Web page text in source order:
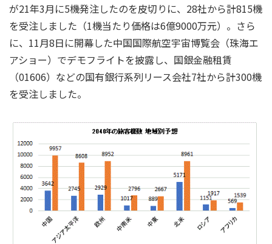
が21年3月に5機発注したのを皮切りに、28社から計815機
を受注しました（1機当たり価格は6億9000万元）。さら
に、11月8日に開幕した中国国際航空宇宙博覧会（珠海エ
アショー）でデモフライトを披露し、国銀金融租賃
（01606）などの国有銀行系列リース会社7社から計300機
を受注しました。